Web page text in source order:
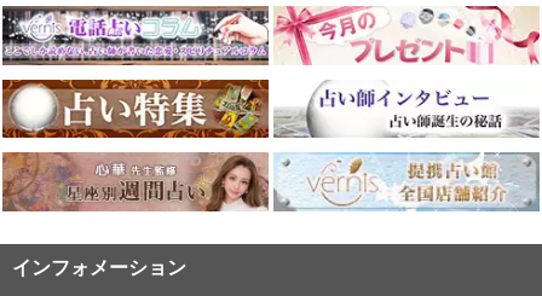
インフォメーション